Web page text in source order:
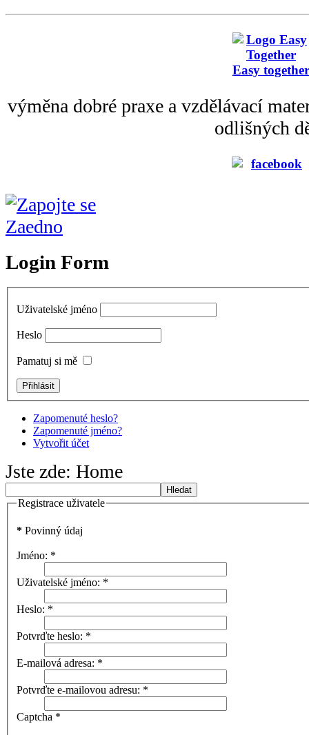
Easy together
výměna dobré praxe a vzdělávací
odlišných
Login Form
Uživatelské jméno
Heslo
Pamatuj si mě
Zapomenuté heslo?
Zapomenuté jméno?
Vytvořit účet
Jste zde: Home
Hledat
Registrace uživatele
* Povinný údaj
Jméno: *
Uživatelské jméno: *
Heslo: *
Potvrďte heslo: *
E-mailová adresa: *
Potvrďte e-mailovou adresu: *
Captcha *